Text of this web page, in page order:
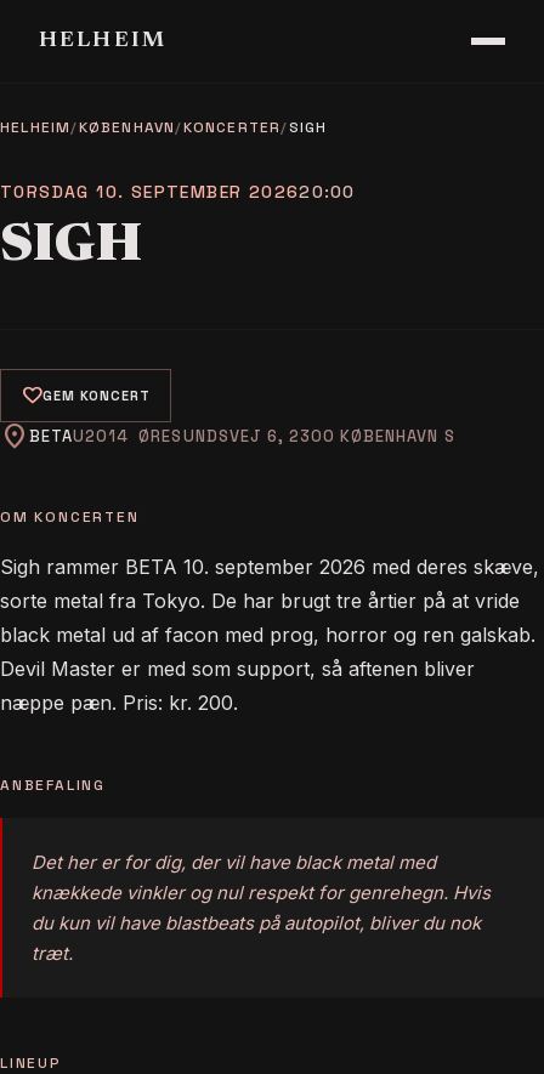
HELHEIM
HELHEIM/KØBENHAVN/KONCERTER/SIGH
TORSDAG 10. SEPTEMBER 202620:00
SIGH
favoriteGEM KONCERT
location_on BETA ØRESUNDSVEJ 6, 2300 KØBENHAVN S
OM KONCERTEN
Sigh rammer BETA 10. september 2026 med deres skæve,
sorte metal fra Tokyo. De har brugt tre årtier på at vride
black metal ud af facon med prog, horror og ren galskab.
Devil Master er med som support, så aftenen bliver
næppe pæn. Pris: kr. 200.
ANBEFALING
Det her er for dig, der vil have black metal med
knækkede vinkler og nul respekt for genrehegn. Hvis
du kun vil have blastbeats på autopilot, bliver du nok
træt.
LINEUP